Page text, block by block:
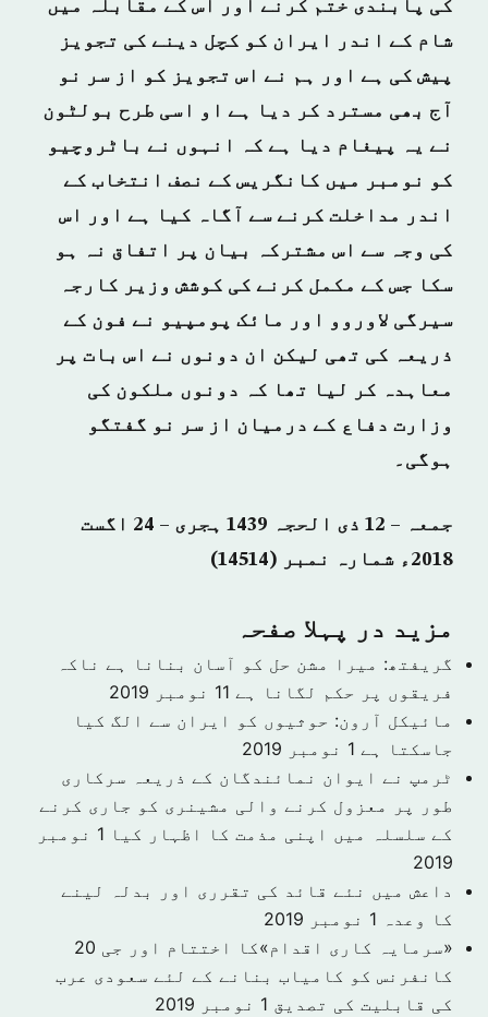
کی پابندی ختم کرنے اور اس کے مقابلہ میں
شام کے اندر ایران کو کچل دینے کی تجویز
پیش کی ہے اور ہم نے اس تجویز کو از سر نو
آج بھی مسترد کر دیا ہے او اسی طرح بولٹون
نے یہ پیغام دیا ہے کہ انہوں نے باٹروچیو
کو نومبر میں کانگریس کے نصف انتخاب کے
اندر مداخلت کرنے سے آگاہ کیا ہے اور اس
کی وجہ سے اس مشترکہ بیان پر اتفاق نہ ہو
سکا جس کے مکمل کرنے کی کوشش وزیر کارجہ
سیرگی لاوروو اور مائک پومپیو نے فون کے
ذریعہ کی تھی لیکن ان دونوں نے اس بات پر
معاہدہ کر لیا تھا کہ دونوں ملکون کی
وزارت دفاع کے درمیان از سر نو گفتگو
ہوگی۔
جمعہ – 12 ذی الحجہ 1439 ہجری – 24 اگست
2018ء شمارہ نمبر (14514)
مزید در پہلا صفحہ
گریفتھ: میرا مشن حل کو آسان بنانا ہے ناکہ
فریقوں پر حکم لگانا ہے 11 نومبر 2019
مائیکل آرون: حوثیوں کو ایران سے الگ کیا
جاسکتا ہے 1 نومبر 2019
ٹرمپ نے ایوان نمائندگان کے ذریعہ سرکاری
طور پر معزول کرنے والی مشینری کو جاری کرنے
کے سلسلہ میں اپنی مذمت کا اظہار کیا
1 نومبر
2019
داعش میں نئے قائد کی تقرری اور بدلہ لینے
کا وعدہ 1 نومبر 2019
«سرمایہ کاری اقدام»کا اختتام اور جی 20
کانفرنس کو کامیاب بنانے کے لئے سعودی عرب
کی قابلیت کی تصدیق 1 نومبر 2019